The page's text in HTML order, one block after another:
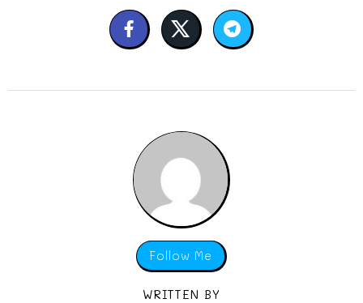
Follow Me
WRITTEN BY